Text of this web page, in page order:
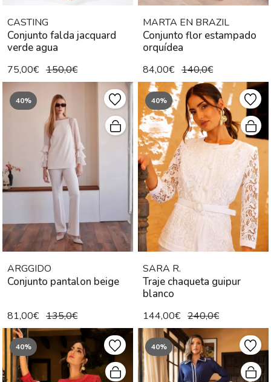
CASTING
Conjunto falda jacquard
verde agua
75,00€ 150,0€
MARTA EN BRAZIL
Conjunto flor estampado
orquídea
84,00€ 140,0€
40%
ARGGIDO
Conjunto pantalon beige
81,00€ 135,0€
40%
SARA R.
Traje chaqueta guipur
blanco
144,00€ 240,0€
40% 40%